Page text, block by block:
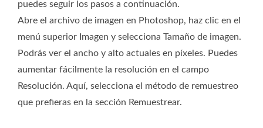
puedes seguir los pasos a continuación.
Abre el archivo de imagen en Photoshop, haz clic en el
menú superior Imagen y selecciona Tamaño de imagen.
Podrás ver el ancho y alto actuales en píxeles. Puedes
aumentar fácilmente la resolución en el campo
Resolución. Aquí, selecciona el método de remuestreo
que prefieras en la sección Remuestrear.